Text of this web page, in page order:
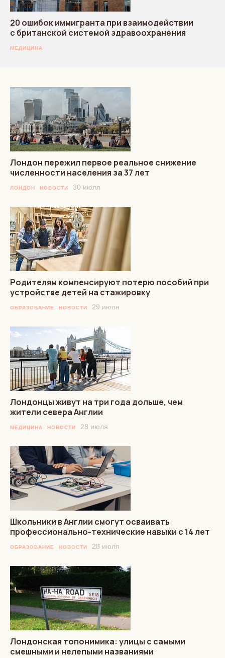
20 ошибок иммигранта при взаимодействии
с британской системой здравоохранения
МЕДИЦИНА
Лондон пережил первое реальное снижение
численности населения за 37 лет
ЛОНДОН НОВОСТИ 30 июля
Родителям компенсируют потерю пособий при
устройстве детей на стажировку
ОБРАЗОВАНИЕ НОВОСТИ 29 июля
Лондонцы живут на три года дольше, чем
жители севера Англии
МЕДИЦИНА НОВОСТИ 28 июля
Школьники в Англии смогут осваивать
профессионально-технические навыки с 14 лет
ОБРАЗОВАНИЕ НОВОСТИ 28 июля
Лондонская топонимика: улицы с самыми
смешными и нелепыми названиями